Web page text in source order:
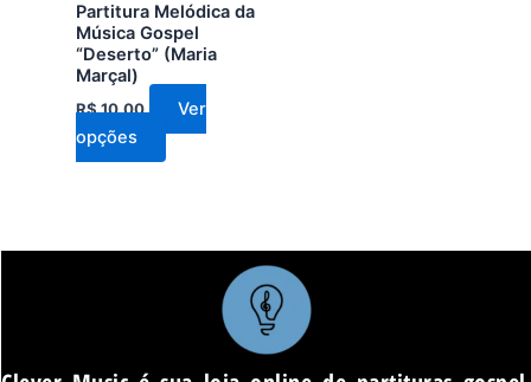
Partitura Melódica da
Música Gospel
“Deserto” (Maria
Marçal)
R$10,00
Ver
opções
escolhidas
na
página
do
produto